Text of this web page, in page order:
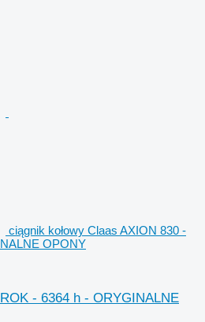
ciągnik kołowy Claas AXION 830 -
OPONY
- 6364 h - ORYGINALNE